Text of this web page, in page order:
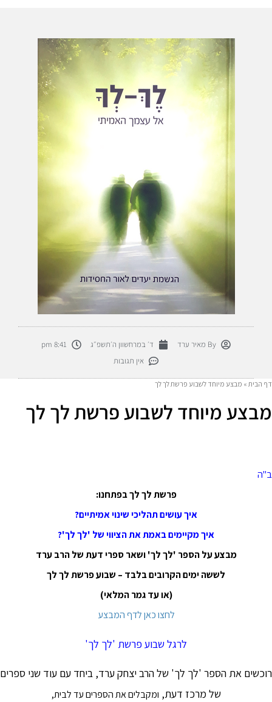
By מאיר ערד ד׳ במרחשוון ה׳תשפ״ג
8:41 pm
אין תגובות
דף הבית » מבצע מיוחד לשבוע פרשת לך לך
מבצע מיוחד לשבוע פרשת לך לך
ב"ה
פרשת לך לך בפתחנו:
איך עושים תהליכי שינוי אמיתיים?
איך מקיימים באמת את הציווי של 'לך לך'?
מבצע על הספר 'לך לך' ושאר ספרי דעת של הרב ערד
לששה ימים הקרובים בלבד – שבוע פרשת לך לך
(או עד גמר המלאי)
לחצו כאן לדף המבצע
לרגל שבוע פרשת 'לך לך'
רוכשים את הספר 'לך לך' של הרב יצחק ערד, ביחד עם עוד שני ספרים
של מרכז דעת, ומקבלים את הספרים עד לבית,